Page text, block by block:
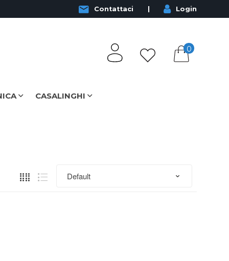
Contattaci Login
0
CASALINGHI